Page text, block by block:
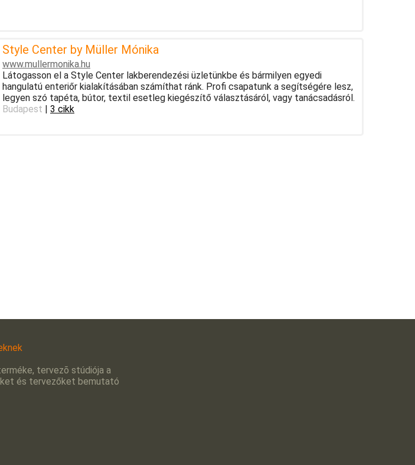
Style Center by Müller Mónika
www.mullermonika.hu
Látogasson el a Style Center lakberendezési üzletünkbe és bármilyen egyedi
hangulatú enteriőr kialakításában számíthat ránk. Profi csapatunk a segítségére lesz,
legyen szó tapéta, bútor, textil esetleg kiegészítő választásáról, vagy tanácsadásról.
Budapest | 3 cikk
tervezõ stúdiója a
és tervezőket bemutató